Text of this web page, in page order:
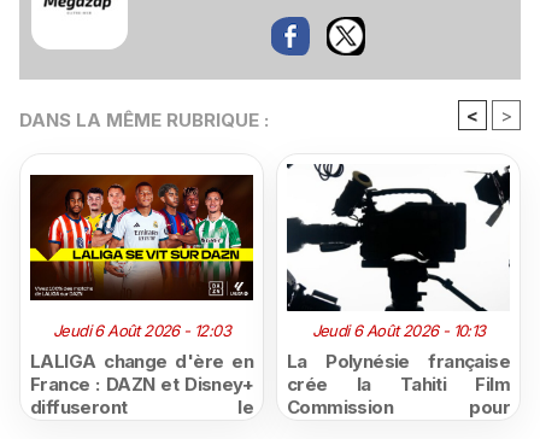
DANS LA MÊME RUBRIQUE : < >
Jeudi 6 Août 2026 - 12:03
LALIGA change d'ère en
France : DAZN et Disney+
diffuseront le
Jeudi 6 Août 2026 - 10:13
La Polynésie française
crée la Tahiti Film
Commission pour